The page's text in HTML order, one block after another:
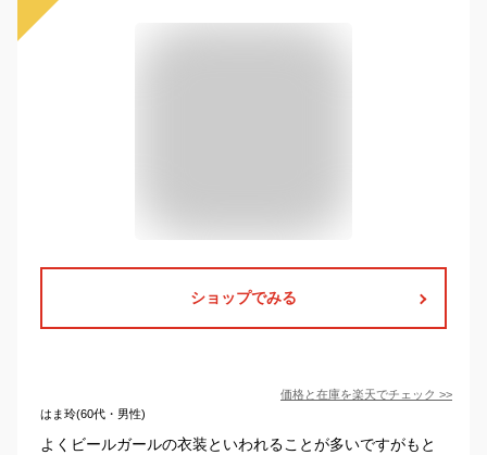
ショップでみる
価格と在庫を楽天でチェック >>
はま玲(60代・男性)
よくビールガールの衣装といわれることが多いですがもと